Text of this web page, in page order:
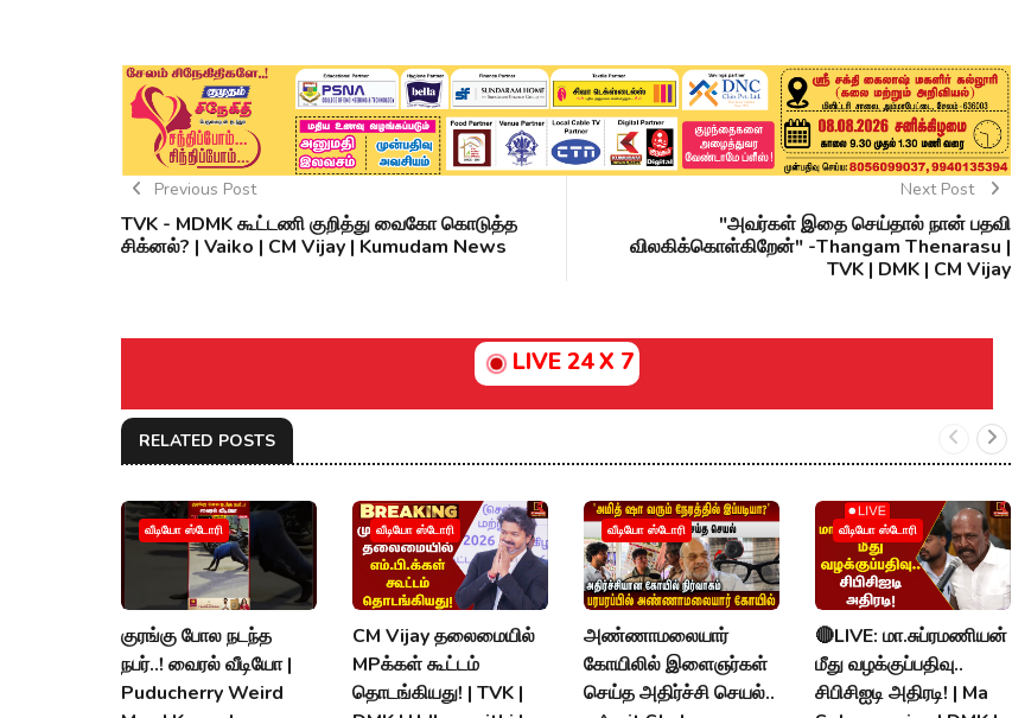
Previous Post
TVK - MDMK கூட்டணி குறித்து வைகோ கொடுத்த
சிக்னல்? | Vaiko | CM Vijay | Kumudam News
Next Post
"அவர்கள் இதை செய்தால் நான் பதவி
விலகிக்கொள்கிறேன்" -Thangam Thenarasu |
TVK | DMK | CM Vijay
LIVE 24 X 7
RELATED POSTS
வீடியோ ஸ்டோரி
குரங்கு போல நடந்த
நபர்..! வைரல் வீடியோ |
Puducherry Weird
வீடியோ ஸ்டோரி
CM Vijay தலைமையில்
MPக்கள் கூட்டம்
தொடங்கியது! | TVK |
வீடியோ ஸ்டோரி
அண்ணாமலையார்
கோயிலில் இளைஞர்கள்
செய்த அதிர்ச்சி செயல்..
வீடியோ ஸ்டோரி
🔴LIVE: மா.சுப்ரமணியன்
மீது வழக்குப்பதிவு..
சிபிசிஐடி அதிரடி! | Ma